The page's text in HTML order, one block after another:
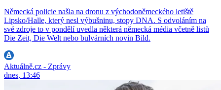
Německá policie našla na dronu z východoněmeckého letiště
Lipsko/Halle, který nesl výbušninu, stopy DNA. S odvoláním na
své zdroje to v pondělí uvedla některá německá média včetně listů
Die Zeit, Die Welt nebo bulvárních novin Bild.
Aktuálně.cz - Zprávy
dnes, 13:46